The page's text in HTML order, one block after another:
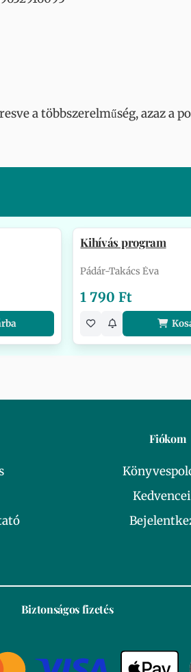
a többszerelműség, azaz a
Kihívás program
Pádár-Takács Éva
1 790 Ft
Fiókom
Biztonságos fizetés